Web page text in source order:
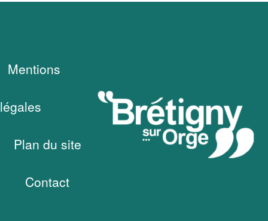
Mentions
légales
Plan du site
Contact